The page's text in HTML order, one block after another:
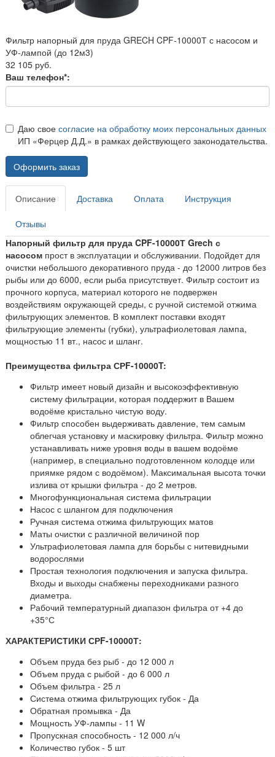
Фильтр напорный для пруда GRECH CPF-10000Т с насосом и
УФ-лампой (до 12м3)
32 105 руб.
Ваш телефон*:
Даю свое согласие на обработку моих персональных данных
ИП «Ферцер Д.Д.» в рамках действующего законодательства.
Оформить заказ
Описание Доставка Оплата Инструкция
Отзывы
Напорный фильтр для пруда CPF-10000Т Grech с
насосом прост в эксплуатации и обслуживании. Подойдет для
очистки небольшого декоративного пруда - до 12000 литров без
рыбы или до 6000, если рыба присутствует. Фильтр состоит из
прочного корпуса, материал которого не подвержен
воздействиям окружающей среды, с ручной системой отжима
фильтрующих элементов. В комплект поставки входят
фильтрующие элементы (губки), ультрафиолетовая лампа,
мощностью 11 вт., насос и шланг.
Преимущества фильтра СРF-10000T:
Фильтр имеет новый дизайн и высокоэффективную
систему фильтрации, которая поддержит в Вашем
водоёме кристально чистую воду.
Фильтр способен выдерживать давление, тем самым
облегчая установку и маскировку фильтра. Фильтр можно
устанавливать ниже уровня воды в вашем водоёме
(например, в специально подготовленном колодце или
приямке рядом с водоёмом). Максимальная высота точки
излива от крышки фильтра - до 2 метров.
Многофункциональная система фильтрации
Насос с шлангом для подключения
Ручная система отжима фильтрующих матов
Маты очистки с различной величиной пор
Ультрафиолетовая лампа для борьбы с нитевидными
водорослями
Простая технология подключения и запуска фильтра.
Входы и выходы снабжены переходниками разного
диаметра.
Рабочий температурный диапазон фильтра от +4 до
+35°С
ХАРАКТЕРИСТИКИ СРF-10000Т:
Объем пруда без рыб - до 12 000 л
Объем пруда с рыбой - до 6 000 л
Объем фильтра - 25 л
Система отжима фильтрующих губок - Да
Обратная промывка - Да
Мощность УФ-лампы - 11 W
Пропускная способность - 12 000 л/ч
Количество губок - 5 шт